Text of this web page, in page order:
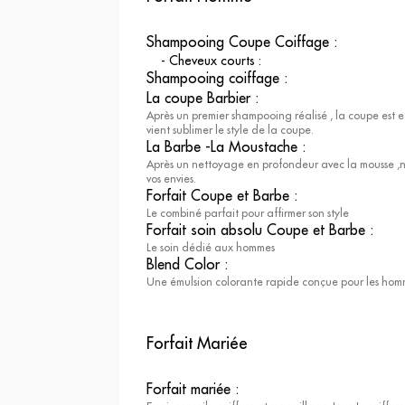
Le 1er étage offre une atmosphère
sas pour cet étage dédiés aux
lesextensions ou les
cabines privées et semi-
être reçues de manièreplus intime
Le sous-solabrite de son côté un
moments de détente et de bien-être
proposent des
mesure ou plus experts
Venez découvrir ou redécouvrir
DESSANGEau sein de son
samedi.
experts et prendre soin de vous.
Shampooing Coupe Coiffage :
- Cheveux courts :
Shampooing coiffage :
La coupe Barbier:
Après un premier shampooing réalisé , la coupe
vient sublimer le style de la coupe.
La Barbe -La Moustache :
Après un nettoyage en profondeur avec la mousse
vos envies.
Forfait Coupe et Barbe :
Le combiné parfait pour affirmer son style
Forfait soin absolu Coupe et Barbe :
Le soin dédié aux hommes
Blend Color:
Une émulsion colorante rapide conçue pour les
Forfait Mariée
Forfait mariée :